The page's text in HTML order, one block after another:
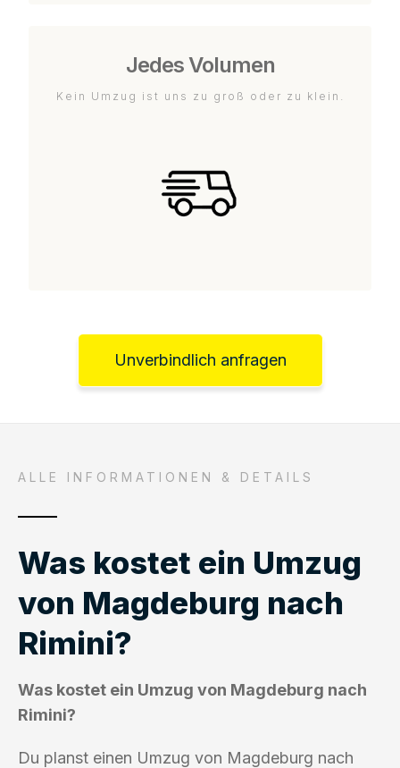
Jedes Volumen
Kein Umzug ist uns zu groß oder zu klein.
Unverbindlich anfragen
ALLE INFORMATIONEN & DETAILS
Was kostet ein Umzug
von Magdeburg nach
Rimini?
Was kostet ein Umzug von Magdeburg nach
Rimini?
Du planst einen Umzug von Magdeburg nach